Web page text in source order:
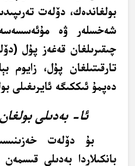
بولغاندەك، دۆلەت
شەخسلەر ۋە
چىقىرىلغان قەغەز پۇل
تارقىتىلغان پۇل، زايوم
دەپمۇ ئىككىگە ئايرىغىلى
ئا- بەدىلى
بۇ دۆلەت
بانكىلاردا بەدىلى